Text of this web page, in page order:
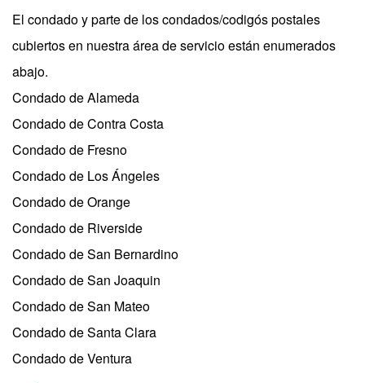
El condado y parte de los condados/codigós postales
cubiertos en nuestra área de servicio están enumerados
abajo.
Condado de Alameda
Condado de Contra Costa
Condado de Fresno
Condado de Los Ángeles
Condado de Orange
Condado de Riverside
Condado de San Bernardino
Condado de San Joaquin
Condado de San Mateo
Condado de Santa Clara
Condado de Ventura